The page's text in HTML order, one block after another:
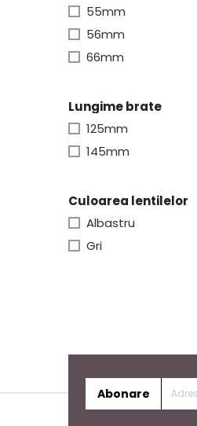
55mm
56mm
66mm
Lungime brate
125mm
145mm
Culoarea lentilelor
Albastru
Gri
Abonare